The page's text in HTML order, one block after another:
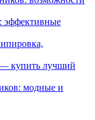
эффективные
— купить лучший
модные и